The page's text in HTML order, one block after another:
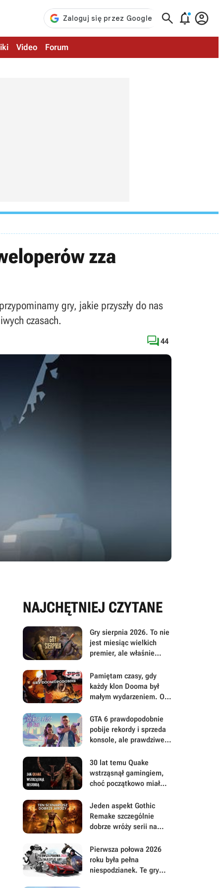
  
Video Forum
zza
gry, jakie przyszły do nas
czasach.
44
NAJCHĘTNIEJ CZYTANE
Gry sierpnia 2026. To nie
jest miesiąc wielkich
premier, ale właśnie
mu się uważniej
Pamiętam czasy, gdy
każdy klon Dooma był
małym wydarzeniem. Oto
FPS-y lat 90.
GTA 6 prawdopodobnie
pobije rekordy i sprzeda
konsole, ale prawdziwe
będą musieli mu
wybaczyć
30 lat temu Quake
wstrząsnął gamingiem,
choć początkowo miał
Jeden aspekt Gothic
Remake szczególnie
dobrze wróży serii na
mają powody do dumy
Pierwsza połowa 2026
roku była pełna
niespodzianek. Te gry